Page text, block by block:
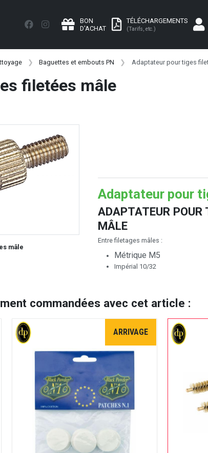
BON
D'ACHAT
TÉLÉCHARGEMENTS
(Tarifs, etc.)
Baguettes et embouts PN Adaptateur pour tiges
filetées mâle
mâle
Adaptateur pour
ADAPTATEUR POUR
MÂLE
Entre filetages mâles :
Métrique M5
Impérial 10/32
commandées avec cet article :
ARRIVAGE